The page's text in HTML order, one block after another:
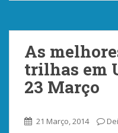
As
trilhas em
23 Março
21 Março, 2014